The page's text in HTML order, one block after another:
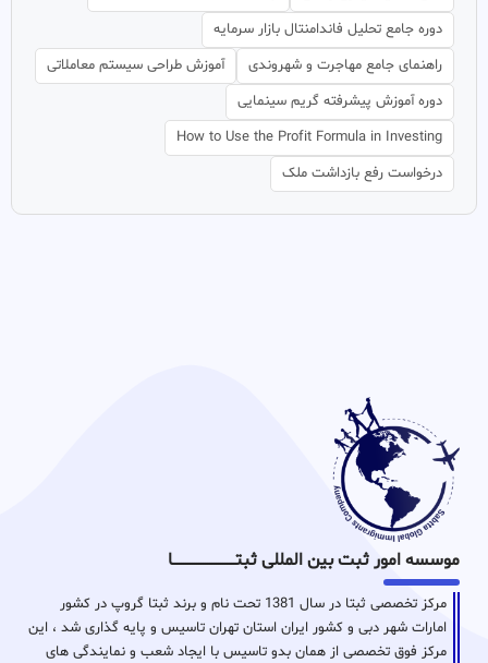
دوره جامع تحلیل فاندامنتال بازار سرمایه
راهنمای جامع مهاجرت و شهروندی
آموزش طراحی سیستم معاملاتی
دوره آموزش پیشرفته گریم سینمایی
How to Use the Profit Formula in Investing
درخواست رفع بازداشت ملک
موسسه امور ثبت بین المللی ثبتـــــــــــــــــــــــــــــا
مرکز تخصصی ثبتا در سال 1381 تحت نام و برند ثبتا گروپ در کشور
امارات شهر دبی و کشور ایران استان تهران تاسیس و پایه گذاری شد ، این
مرکز فوق تخصصی از همان بدو تاسیس با ایجاد شعب و نمایندگی های